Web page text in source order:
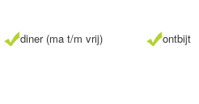
diner (ma t/m vrij)
ontbijt